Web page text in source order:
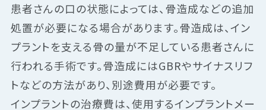
患者さんの口の状態によっては、骨造成などの追加
処置が必要になる場合があります。骨造成は、イン
プラントを支える骨の量が不足している患者さんに
行われる手術です。骨造成にはGBRやサイナスリフ
トなどの方法があり、別途費用が必要です。
インプラントの治療費は、使用するインプラントメー